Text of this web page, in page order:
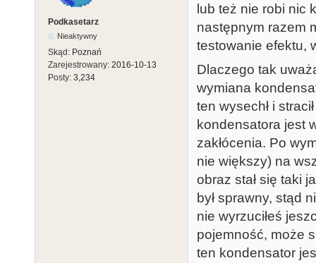
Podkasetarz
Nieaktywny
Skąd: Poznań
Zarejestrowany: 2016-10-13
Posty: 3,234
lub też nie robi nic
następnym razem
testowanie efektu,
Dlaczego tak
wymiana
ten wysechł i
kondensatora jest
zakłócenia. Po
nie większy) na
obraz stał się taki
był sprawny, stąd
nie wyrzuciłeś
pojemność, może
ten kondensator